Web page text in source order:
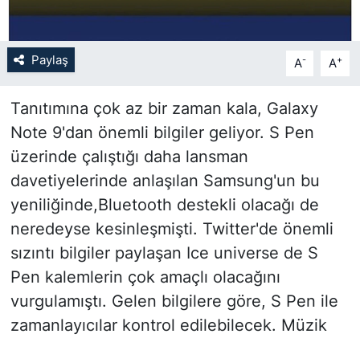
Paylaş A- A+
Tanıtımına çok az bir zaman kala, Galaxy
Note 9'dan önemli bilgiler geliyor. S Pen
üzerinde çalıştığı daha lansman
davetiyelerinde anlaşılan Samsung'un bu
yeniliğinde,Bluetooth destekli olacağı de
neredeyse kesinleşmişti. Twitter'de önemli
sızıntı bilgiler paylaşan Ice universe de S
Pen kalemlerin çok amaçlı olacağını
vurgulamıştı. Gelen bilgilere göre, S Pen ile
zamanlayıcılar kontrol edilebilecek. Müzik
SEKTÖR
SİYASET
SON DAKİKA HABERİ
SPOR
TEKNOLOJİ
TÜRKİYE VE DÜNYA GÜNDEMİ
VİDEO GALERİ
YAŞAM